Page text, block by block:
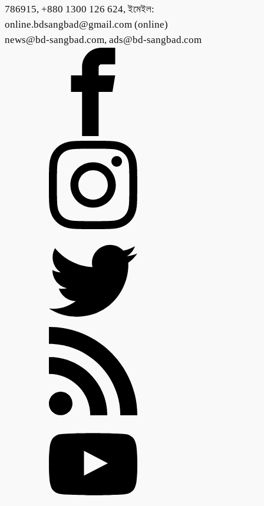
786915, +880 1300 126 624, ইমেইল:
online.bdsangbad@gmail.com (online)
news@bd-sangbad.com, ads@bd-sangbad.com